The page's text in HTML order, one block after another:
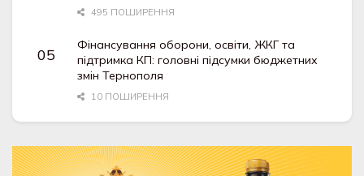
495 ПОШИРЕННЯ
Фінансування оборони, освіти, ЖКГ та
підтримка КП: головні підсумки бюджетних
змін Тернополя
10 ПОШИРЕННЯ